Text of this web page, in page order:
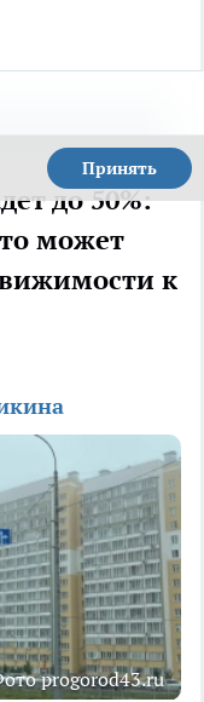
Принять
до 50%:
может
к
progorod43.ru